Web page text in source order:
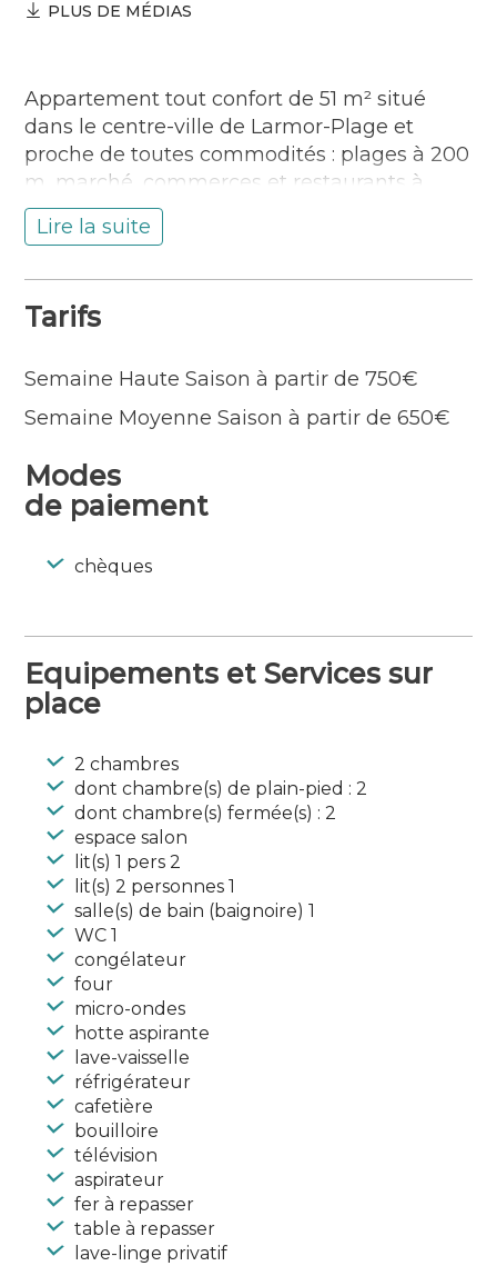
PLUS DE MÉDIAS
Appartement tout confort de 51 m² situé
dans le centre-ville de Larmor-Plage et
proche de toutes commodités : plages à 200
m, marché, commerces et restaurants à
400m, Casino à 50 m et centre nautique à 2
km.
Au rez-de-chaussée d’un petit immeuble
dans un cadre arboré et calme,
l’appartement se compose d’une entrée
séparé, d’une grande pièce de vie, donnant
sur une terrasse privative, d’un coin cuisine
plaques de cuisson et d’un réfrigérateur,
d’un coin nuit composé de 2 chambres
donnant sur une deuxième terrasse: une
chambre avec 2 lits simples et une chambre
avec un lit double. Place de parking privée.
Lire la suite
Tarifs
Semaine Haute Saison à partir de 750€
Semaine Moyenne Saison à partir de 650€
Modes
de paiement
chèques
Equipements et Services sur
place
2 chambres
dont chambre(s) de plain-pied : 2
dont chambre(s) fermée(s) : 2
espace salon
lit(s) 1 pers 2
lit(s) 2 personnes 1
salle(s) de bain (baignoire) 1
WC 1
congélateur
four
micro-ondes
hotte aspirante
lave-vaisselle
réfrigérateur
cafetière
bouilloire
télévision
aspirateur
fer à repasser
table à repasser
lave-linge privatif